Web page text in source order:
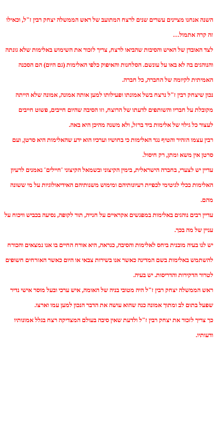
השנה אנחנו מציינים עשרים שנים לרצח המתועב של ראש הממשלה יצחק רבין ז"ל, וכאילו
זה קרה אתמול…
לצד האובדן של האיש והסיבות שהביאו לרצח, צריך לזכור את השימוש באלימות שלא גונתה
והנוהגים בה לא באו על עונשם. הסלחנות והאיפוק כלפי האלימות (גם היום) הם הסכנה
האמיתית לקיומה של החברה, כל חברה.
נכון שיצחק רבין ז"ל נרצח בשל אמונתו ופעילותו למען אותה אמונה, אמונה שלא הייתה
מקובלת על חבריו והשותפים לדעתו של הרוצח, וזו הסיבה שהיום חייבים, פשוט חייבים
לעצור כל גילוי של אלימות ביד ברזל, ולא משנה מהיכן היא באה.
רבין עצמו הזהיר והטיף נגד האלימות כי בחושיו וערכיו הוא ידע שהאלימות היא סרטן, ועם
סרטן אין משא ומתן, רק חיסול.
עדיין יש לצערי, בחברה הישראלית, בימין הקיצוני ובשמאל הקיצוני 'חיילים' נאמנים לרעיון
האלימות ככלי לגיטימי לכפיית רעיונותיהם ומימוש משנותיהם האידיאולוגיות על מי ששונה
מהם.
עדיין רבים נוהגים באלימות במפגשים אקראיים על חנייה, תור לקופה, נסיעה בכביש וויכוח על
עניין של מה בכך.
יש לנו בעיה מובנית ביחס לאלימות והסיבה, כנראה, היא אורח החיים בו אנו נמצאים והכורח
להשתמש באלימות בשם המדינה כאשר אנו בשירות צבאי או היום כאשר האזרחים חשופים
לטרור הדקירות והדריסות. יש בעיה.
ראש הממשלה יצחק רבין ז"ל היה מטובי בניה של האומה, איש ערכי ובעל מוסר אישי נדיר
שפעל בתום לב ומתוך אמונה כנה שהוא עושה את הדבר הנכון למען עמו וארצו.
כך צריך לזכור את יצחק רבין ז"ל ולדעת שאין סיבה בעולם המצדיקה רצח בגלל אמונותיו
ודעותיו.